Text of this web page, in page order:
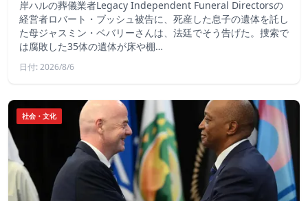
岸ハルの葬儀業者Legacy Independent Funeral Directorsの
経営者ロバート・ブッシュ被告に、死産した息子の遺体を託し
た母ジャスミン・ベバリーさんは、法廷でそう告げた。捜索で
は腐敗した35体の遺体が床や棚…
日付: 2026/8/6
社会・文化